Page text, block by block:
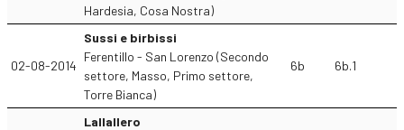
Hardesia, Cosa Nostra)
02-08-2014
Sussi e birbissi
Ferentillo - San Lorenzo (Secondo
settore, Masso, Primo settore,
Torre Bianca)
6b 6b.1
Lallallero